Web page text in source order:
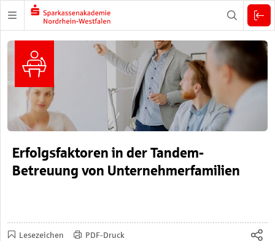
Zuklappen
Erfolgsfaktoren in der Tandem-
Betreuung von Unternehmerfamilien
Lesezeichen PDF-Druck